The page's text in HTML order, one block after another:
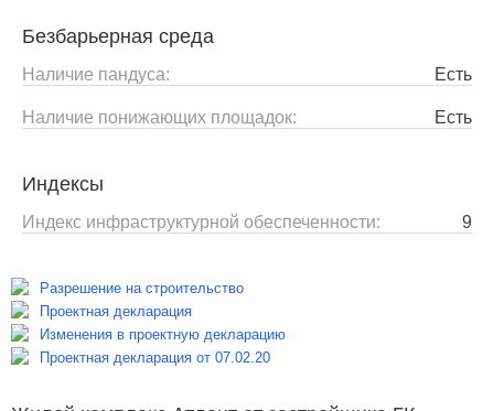
Безбарьерная среда
Наличие пандуса: Есть
Наличие понижающих площадок: Есть
Индексы
Индекс инфраструктурной обеспеченности: 9
Разрешение на строительство
Проектная декларация
Изменения в проектную декларацию
Проектная декларация от 07.02.20